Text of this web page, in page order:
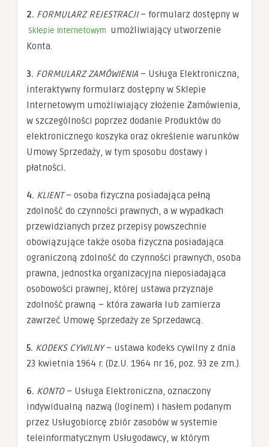
2. FORMULARZ REJESTRACJI– formularz dostępny w
Sklepie Internetowym umożliwiający utworzenie
Konta.
3. FORMULARZ ZAMÓWIENIA – Usługa Elektroniczna,
interaktywny formularz dostępny w Sklepie
Internetowym umożliwiający złożenie Zamówienia,
w szczególności poprzez dodanie Produktów do
elektronicznego koszyka oraz określenie warunków
Umowy Sprzedaży, w tym sposobu dostawy i
płatności.
4. KLIENT– osoba fizyczna posiadająca pełną
zdolność do czynności prawnych, a w wypadkach
przewidzianych przez przepisy powszechnie
obowiązujące także osoba fizyczna posiadająca
ograniczoną zdolność do czynności prawnych, osoba
prawna, jednostka organizacyjna nieposiadająca
osobowości prawnej, której ustawa przyznaje
zdolność prawną – która zawarła lub zamierza
zawrzeć Umowę Sprzedaży ze Sprzedawcą.
5. KODEKS CYWILNY– ustawa kodeks cywilny z dnia
23 kwietnia 1964 r. (Dz.U. 1964 nr 16, poz. 93 ze zm.).
6. KONTO– Usługa Elektroniczna, oznaczony
indywidualną nazwą (loginem) i hasłem podanym
przez Usługobiorcę zbiór zasobów w systemie
teleinformatycznym Usługodawcy, w którym